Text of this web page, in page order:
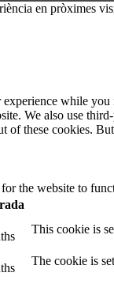
en pròximes
while you
We also use
of these cookies.
the website to
This cookie is
The cookie is